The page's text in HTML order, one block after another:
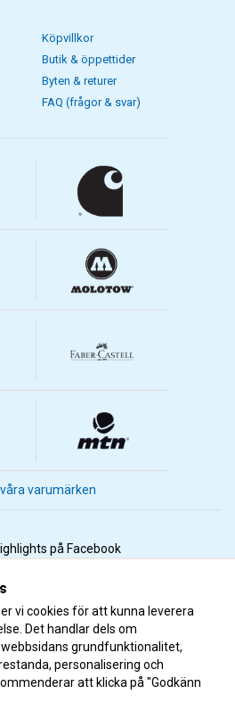
Köpvillkor
Butik & öppettider
Byten & returer
FAQ (frågor & svar)
varumärken
på Facebook
på Instagram
på Youtube
på Tiktok
vi cookies för att kunna leverera
Det handlar dels om
grundfunktionalitet,
personalisering och
att klicka på "Godkänn